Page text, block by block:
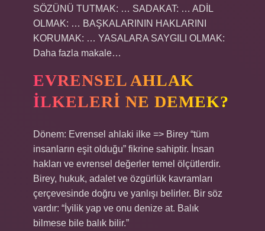
SÖZÜNÜ TUTMAK: … SADAKAT: … ADİL
OLMAK: … BAŞKALARININ HAKLARINI
KORUMAK: … YASALARA SAYGILI OLMAK:
Daha fazla makale…
EVRENSEL AHLAK
ILKELERI NE DEMEK?
Dönem: Evrensel ahlaki ilke => Birey “tüm
insanların eşit olduğu” fikrine sahiptir. İnsan
hakları ve evrensel değerler temel ölçütlerdir.
Birey, hukuk, adalet ve özgürlük kavramları
çerçevesinde doğru ve yanlışı belirler. Bir söz
vardır: “İyilik yap ve onu denize at. Balık
bilmese bile balık bilir.”